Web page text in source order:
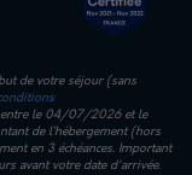
de votre séjour (sans
entre le 04/07/2026 et le
de l’hébergement (hors
en 3 échéances. Important
avant votre date d'arrivée.